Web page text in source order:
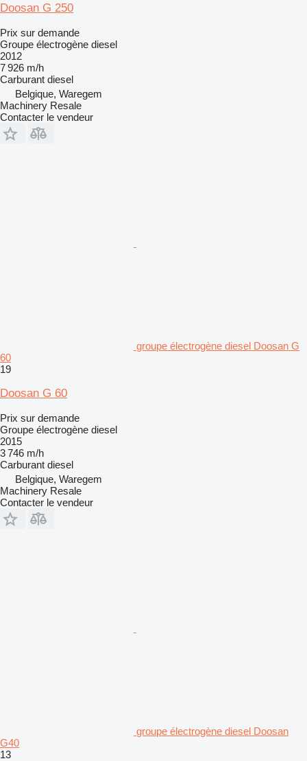
Doosan G 250
Prix sur demande
Groupe électrogène diesel
2012
7 926 m/h
Carburant diesel
Belgique, Waregem
Machinery Resale
Contacter le vendeur
groupe électrogène diesel Doosan G
60
19
Doosan G 60
Prix sur demande
Groupe électrogène diesel
2015
3 746 m/h
Carburant diesel
Belgique, Waregem
Machinery Resale
Contacter le vendeur
groupe électrogène diesel Doosan
G40
13